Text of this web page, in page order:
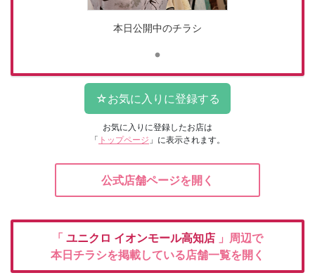
本日公開中のチラシ
お気に入りに登録したお店は
「 トップページ 」に表示されます。
公式店舗ページを開く
「 ユニクロ イオンモール高知店 」周辺で
本日チラシを掲載している店舗一覧を開く